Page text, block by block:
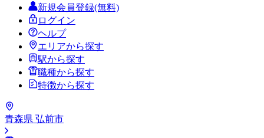
新規会員登録(無料)
ログイン
ヘルプ
エリアから探す
駅から探す
職種から探す
特徴から探す
青森県 弘前市